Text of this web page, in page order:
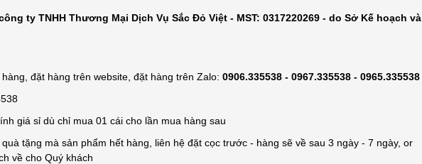
ty TNHH Thương Mại Dịch Vụ Sắc Đỏ Việt - MST: 0317220269 - do Sở Kế hoạch và
đặt hàng trên website, đặt hàng trên Zalo: 0906.335538 - 0967.335538 - 0965.335538
giá sỉ dù chỉ mua 01 cái cho lần mua hàng sau
tặng mà sản phẩm hết hàng, liên hệ đặt cọc trước - hàng sẽ về sau 3 ngày - 7 ngày, or
về cho Quý khách